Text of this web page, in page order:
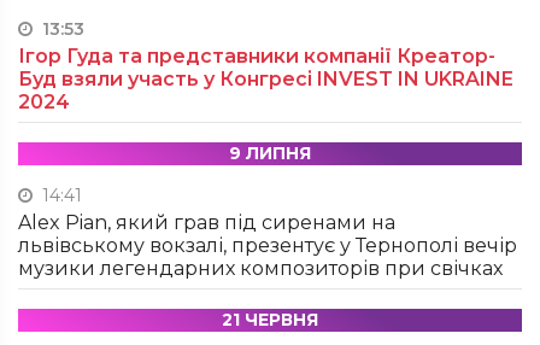
13:53
Ігор Гуда та представники компанії Креатор-
Буд взяли участь у Конгресі INVEST IN UKRAINE
2024
9 ЛИПНЯ
14:41
Alex Pian, який грав під сиренами на
львівському вокзалі, презентує у Тернополі вечір
музики легендарних композиторів при свічках
21 ЧЕРВНЯ